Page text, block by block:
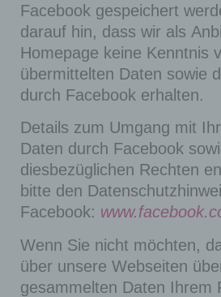
Facebook gespeichert
darauf hin, dass wir als
Homepage keine Kenntnis
übermittelten Daten sowie
durch Facebook erhalten.
Details zum Umgang mit
Daten durch Facebook
diesbezüglichen Rechten
bitte den
Facebook:
Wenn Sie nicht möchten,
über unsere Webseiten
gesammelten Daten Ihrem